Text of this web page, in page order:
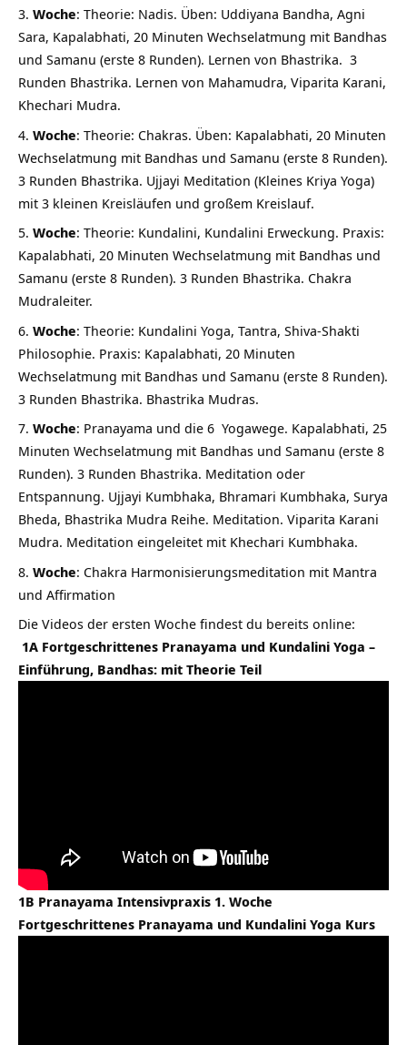
Woche: Theorie: Nadis. Üben: Uddiyana Bandha, Agni
Sara, Kapalabhati, 20 Minuten Wechselatmung mit Bandhas
und Samanu (erste 8 Runden). Lernen von Bhastrika. 3
Runden Bhastrika. Lernen von Mahamudra, Viparita Karani,
Khechari Mudra.
Woche: Theorie: Chakras. Üben: Kapalabhati, 20 Minuten
Wechselatmung mit Bandhas und Samanu (erste 8 Runden).
3 Runden Bhastrika. Ujjayi Meditation (Kleines Kriya Yoga)
mit 3 kleinen Kreisläufen und großem Kreislauf.
Woche: Theorie: Kundalini, Kundalini Erweckung. Praxis:
Kapalabhati, 20 Minuten Wechselatmung mit Bandhas und
Samanu (erste 8 Runden). 3 Runden Bhastrika. Chakra
Mudraleiter.
Woche: Theorie: Kundalini Yoga, Tantra, Shiva-Shakti
Philosophie. Praxis: Kapalabhati, 20 Minuten
Wechselatmung mit Bandhas und Samanu (erste 8 Runden).
3 Runden Bhastrika. Bhastrika Mudras.
Woche: Pranayama und die 6 Yogawege. Kapalabhati, 25
Minuten Wechselatmung mit Bandhas und Samanu (erste 8
Runden). 3 Runden Bhastrika. Meditation oder
Entspannung. Ujjayi Kumbhaka, Bhramari Kumbhaka, Surya
Bheda, Bhastrika Mudra Reihe. Meditation. Viparita Karani
Mudra. Meditation eingeleitet mit Khechari Kumbhaka.
Woche: Chakra Harmonisierungsmeditation mit Mantra
und Affirmation
Die Videos der ersten Woche findest du bereits online:
1A Fortgeschrittenes Pranayama und Kundalini Yoga –
Einführung, Bandhas: mit Theorie Teil
1B Pranayama Intensivpraxis 1. Woche
Fortgeschrittenes Pranayama und Kundalini Yoga Kurs